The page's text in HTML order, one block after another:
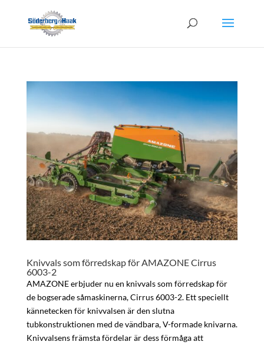
Knivvals som förredskap för AMAZONE Cirrus
6003-2
AMAZONE erbjuder nu en knivvals som förredskap för
de bogserade såmaskinerna, Cirrus 6003-2. Ett speciellt
kännetecken för knivvalsen är den slutna
tubkonstruktionen med de vändbara, V-formade knivarna.
Knivvalsens främsta fördelar är dess förmåga att